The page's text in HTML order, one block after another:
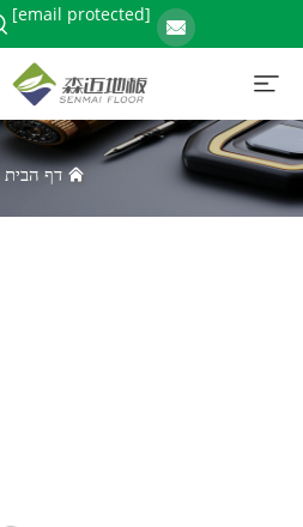
[email protected]
דף הבית